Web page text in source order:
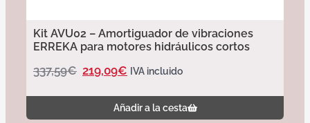
Kit AVU02 – Amortiguador de vibraciones
ERREKA para motores hidráulicos cortos
337,59€ 219,09€ IVA incluido
Añadir a la cesta